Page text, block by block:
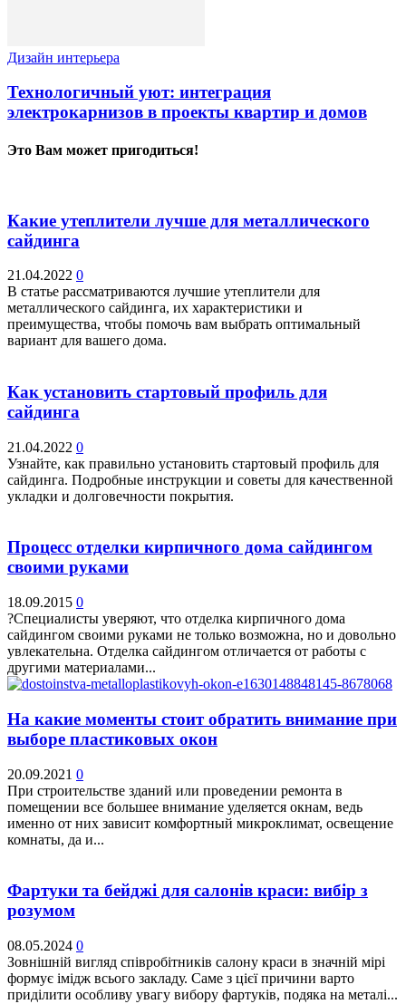
Дизайн интерьера
Технологичный уют: интеграция
электрокарнизов в проекты квартир и домов
Это Вам может пригодиться!
Какие утеплители лучше для металлического
сайдинга
21.04.2022 0
В статье рассматриваются лучшие утеплители для
металлического сайдинга, их характеристики и
преимущества, чтобы помочь вам выбрать оптимальный
вариант для вашего дома.
Как установить стартовый профиль для
сайдинга
21.04.2022 0
Узнайте, как правильно установить стартовый профиль для
сайдинга. Подробные инструкции и советы для качественной
укладки и долговечности покрытия.
Процесс отделки кирпичного дома сайдингом
своими руками
18.09.2015 0
?Специалисты уверяют, что отделка кирпичного дома
сайдингом своими руками не только возможна, но и довольно
увлекательна. Отделка сайдингом отличается от работы с
другими материалами...
На какие моменты стоит обратить внимание при
выборе пластиковых окон
20.09.2021 0
При строительстве зданий или проведении ремонта в
помещении все большее внимание уделяется окнам, ведь
именно от них зависит комфортный микроклимат, освещение
комнаты, да и...
Фартуки та бейджі для салонів краси: вибір з
розумом
08.05.2024 0
Зовнішній вигляд співробітників салону краси в значній мірі
формує імідж всього закладу. Саме з цієї причини варто
приділити особливу увагу вибору фартуків, подяка на металі...